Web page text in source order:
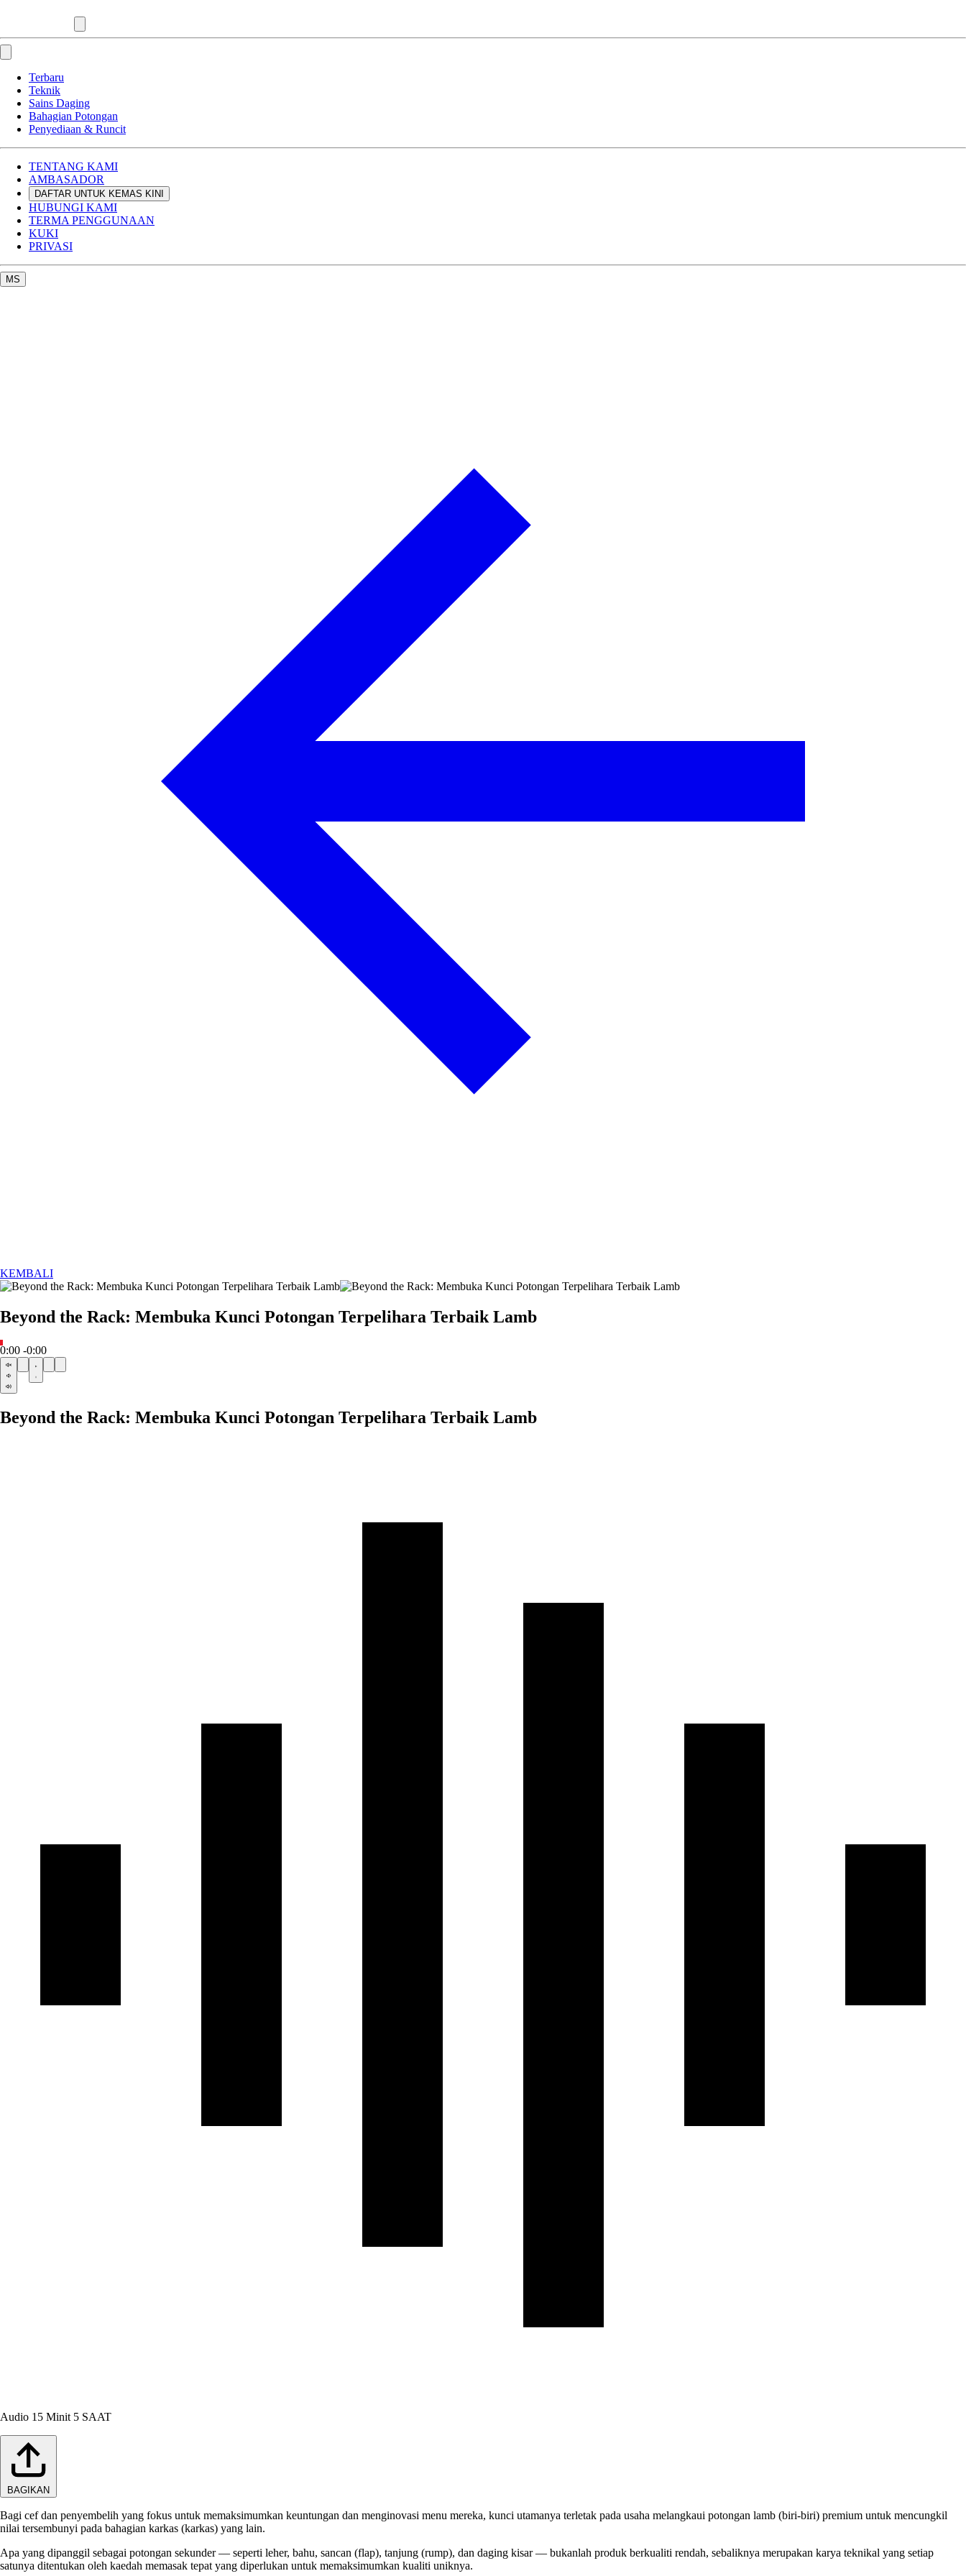
Terbaru
Teknik
Sains Daging
Bahagian Potongan
Penyediaan & Runcit
TENTANG KAMI
AMBASADOR
DAFTAR UNTUK KEMAS KINI
HUBUNGI KAMI
TERMA PENGGUNAAN
KUKI
PRIVASI
MS
KEMBALI
Beyond the Rack: Membuka Kunci Potongan Terpelihara Terbaik Lamb
0:00 -0:00
Beyond the Rack: Membuka Kunci Potongan Terpelihara Terbaik Lamb
Audio 15 Minit 5 SAAT
BAGIKAN
Bagi cef dan penyembelih yang fokus untuk memaksimumkan keuntungan dan menginovasi menu mereka, kunci utamanya terletak pada usaha melangkaui potongan lamb (biri-biri) premium untuk mencungkil
nilai tersembunyi pada bahagian karkas (karkas) yang lain.
Apa yang dipanggil sebagai potongan sekunder — seperti leher, bahu, sancan (flap), tanjung (rump), dan daging kisar — bukanlah produk berkualiti rendah, sebaliknya merupakan karya teknikal yang setiap
satunya ditentukan oleh kaedah memasak tepat yang diperlukan untuk memaksimumkan kualiti uniknya.